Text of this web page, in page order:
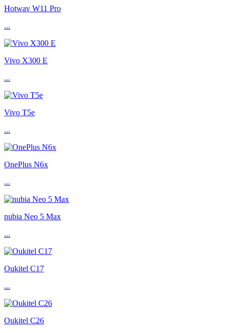
Hotwav W11 Pro
...
Vivo X300 E
...
Vivo T5e
...
OnePlus N6x
...
nubia Neo 5 Max
...
Oukitel C17
...
Oukitel C26